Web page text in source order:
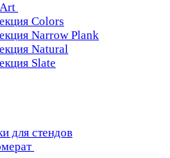
Colors
Narrow Plank
Natural
Slate
для стендов